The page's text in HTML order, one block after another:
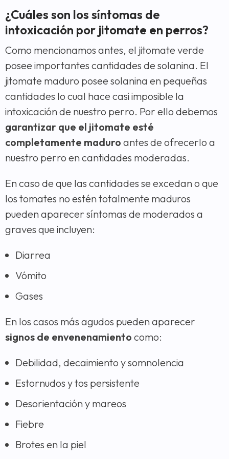
¿Cuáles son los síntomas de
intoxicación por jitomate en perros?
Como mencionamos antes, el jitomate verde
posee importantes cantidades de solanina. El
jitomate maduro posee solanina en pequeñas
cantidades lo cual hace casi imposible la
intoxicación de nuestro perro. Por ello debemos
garantizar que el jitomate esté
completamente maduro antes de ofrecerlo a
nuestro perro en cantidades moderadas.
En caso de que las cantidades se excedan o que
los tomates no estén totalmente maduros
pueden aparecer síntomas de moderados a
graves que incluyen:
Diarrea
Vómito
Gases
En los casos más agudos pueden aparecer
signos de envenenamiento como:
Debilidad, decaimiento y somnolencia
Estornudos y tos persistente
Desorientación y mareos
Fiebre
Brotes en la piel